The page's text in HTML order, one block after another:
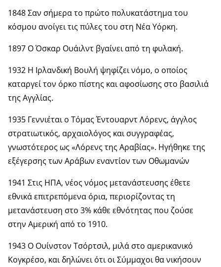
1848 Σαν σήμερα το πρώτο πολυκατάστημα του
κόσμου ανοίγει τις πύλες του στη Νέα Υόρκη.
1897 Ο Όσκαρ Ουάιλντ βγαίνει από τη φυλακή.
1932 Η Ιρλανδική Βουλή ψηφίζει νόμο, ο οποίος
καταργεί τον όρκο πίστης και αφοσίωσης στο βασιλιά
της Αγγλίας.
1935 Γεννιέται ο Τόμας Έντουαρντ Λόρενς, άγγλος
στρατιωτικός, αρχαιολόγος και συγγραφέας,
γνωστότερος ως «Λόρενς της Αραβίας». Ηγήθηκε της
εξέγερσης των Αράβων εναντίον των Οθωμανών
1941 Στις ΗΠΑ, νέος νόμος μετανάστευσης έθετε
εθνικά επιτρεπόμενα όρια, περιορίζοντας τη
μετανάστευση στο 3% κάθε εθνότητας που ζούσε
στην Αμερική από το 1910.
1943 Ο Ουίνστον Τσόρτσιλ, μιλά στο αμερικανικό
Κογκρέσο, και δηλώνει ότι οι Σύμμαχοι θα νικήσουν